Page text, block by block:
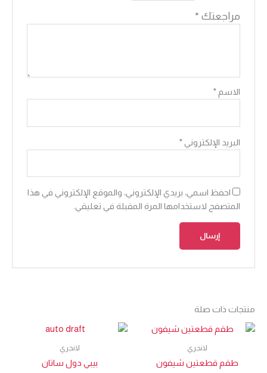
مراجعتك *
الاسم*
البريد الإلكتروني*
احفظ اسمي، بريدي الإلكتروني، والموقع الإلكتروني في هذا
المتصفح لاستخدامها المرة المقبلة في تعليقي.
منتجات ذات صلة
لانجري
طقم قطعتين شيفون
لانجري
بيبي دول ساتان